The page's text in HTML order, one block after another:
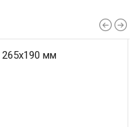
265x190 мм